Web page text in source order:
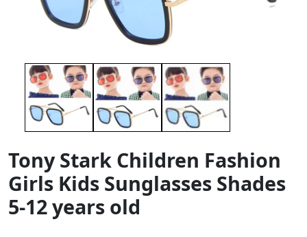
Tony Stark Children Fashion
Girls Kids Sunglasses Shades
5-12 years old